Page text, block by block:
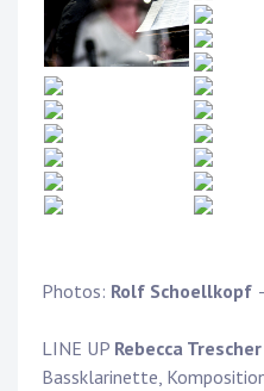
Photos: Rolf Schoellkopf
LINE UP Rebecca Trescher
Bassklarinette,